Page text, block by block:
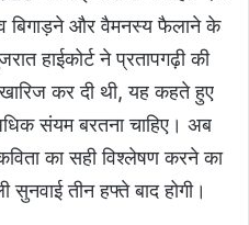
बिगाड़ने और वैमनस्य फैलाने के
हाईकोर्ट ने प्रतापगढ़ी की
कर दी थी, यह कहते हुए
संयम बरतना चाहिए। अब
का सही विश्लेषण करने का
सुनवाई तीन हफ्ते बाद होगी।